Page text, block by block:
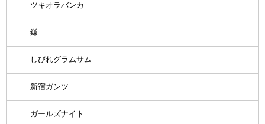
ツキオラバンカ
鎌
しびれグラムサム
新宿ガンツ
ガールズナイト